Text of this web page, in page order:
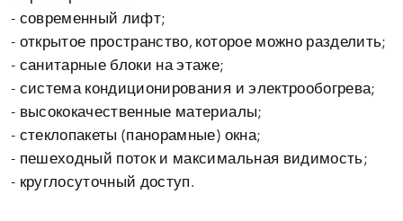
- современный лифт;
- открытое пространство, которое можно разделить;
- санитарные блоки на этаже;
- система кондиционирования и электрообогрева;
- высококачественные материалы;
- стеклопакеты (панорамные) окна;
- пешеходный поток и максимальная видимость;
- круглосуточный доступ.